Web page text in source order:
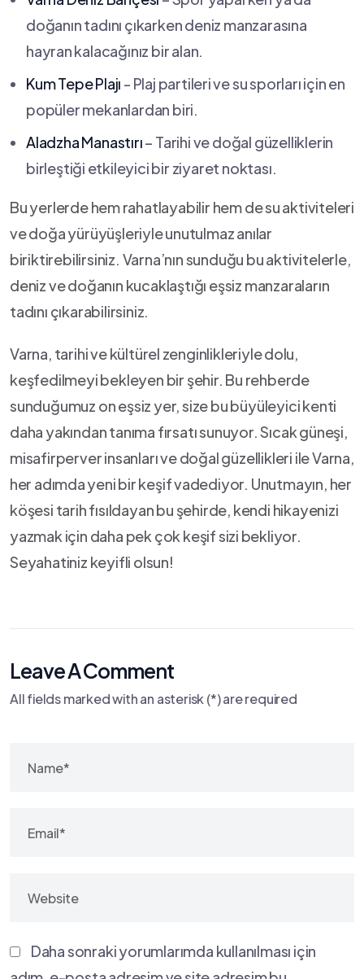
doğanın tadını çıkarken deniz manzarasına
hayran⁣ kalacağınız bir alan.
Kum ‌Tepe Plajı -‌ Plaj partileri⁣ ve su sporları için en
popüler mekanlardan biri.
Aladzha Manastırı– Tarihi ve doğal güzelliklerin ​
birleştiği⁤ etkileyici bir ziyaret noktası.
Bu yerlerde hem ⁢rahatlayabilir hem de su ⁢aktiviteleri
ve doğa yürüyüşleriyle ⁢unutulmaz ‌anılar
⁣biriktirebilirsiniz. Varna’nın​ sunduğu bu aktivitelerle,
deniz ve‌ doğanın kucaklaştığı eşsiz manzaraların
tadını çıkarabilirsiniz.
Varna, tarihi ve kültürel ⁢zenginlikleriyle ⁢dolu,
keşfedilmeyi bekleyen bir şehir. Bu⁤ rehberde
sunduğumuz on eşsiz yer, size bu büyüleyici kenti⁣
daha yakından tanıma fırsatı sunuyor. Sıcak güneşi,
misafirperver insanları ve‌ doğal güzellikleri ile Varna,
⁢her adımda⁣ yeni bir⁢ keşif ⁤vadediyor. Unutmayın, her
köşesi‌ tarih fısıldayan​ bu şehirde, kendi hikayenizi
yazmak için daha pek çok keşif sizi⁢ bekliyor.
Seyahatiniz keyifli olsun!
Leave A Comment
All fields marked with an asterisk (*) are required
Daha sonraki yorumlarımda kullanılması için